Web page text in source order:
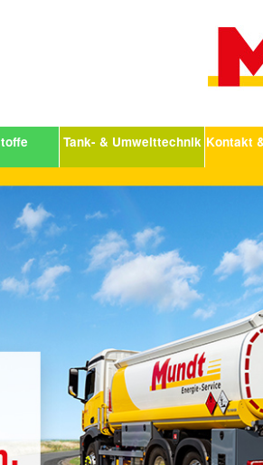
Tank- & Umwelttechnik Kontakt